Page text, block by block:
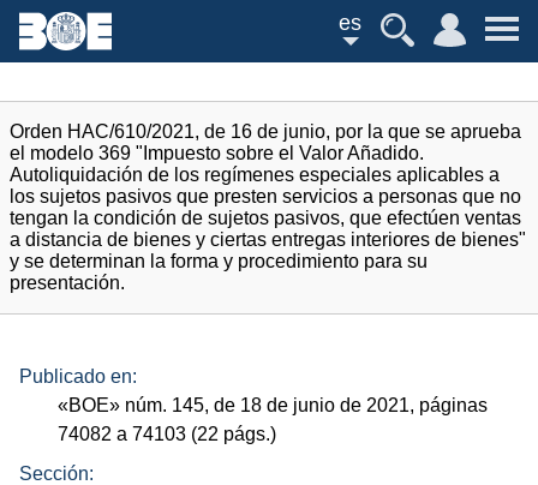
es
Orden HAC/610/2021, de 16 de junio, por la que se aprueba
el modelo 369 "Impuesto sobre el Valor Añadido.
Autoliquidación de los regímenes especiales aplicables a
los sujetos pasivos que presten servicios a personas que no
tengan la condición de sujetos pasivos, que efectúen ventas
a distancia de bienes y ciertas entregas interiores de bienes"
y se determinan la forma y procedimiento para su
presentación.
Publicado en:
«BOE» núm. 145, de 18 de junio de 2021, páginas
74082 a 74103 (22 págs.)
Sección: